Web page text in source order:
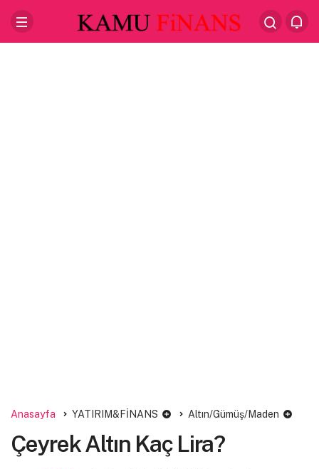
Anasayfa YATIRIM&FİNANS Altın/Gümüş/Maden
Çeyrek Altın Kaç Lira?